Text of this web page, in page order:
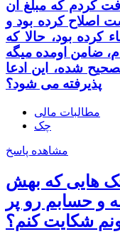
کردم که مبلغ آن
اصلاح کرده بود و
بود، حالا که
ضامن اومده میگه
شده، این ادعا
پذیرفته می شود؟
مطالبات مالی
چک
مشاهده پاسخ
هایی که بهش
و حسابم رو پر
شکایت کنم؟